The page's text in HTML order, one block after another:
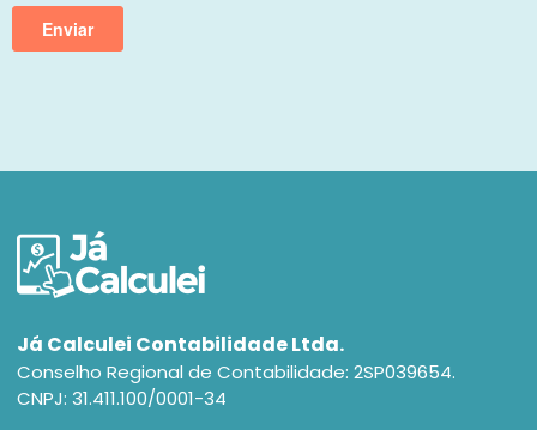
Já Calculei Contabilidade Ltda.
Conselho Regional de Contabilidade: 2SP039654.
CNPJ: 31.411.100/0001-34